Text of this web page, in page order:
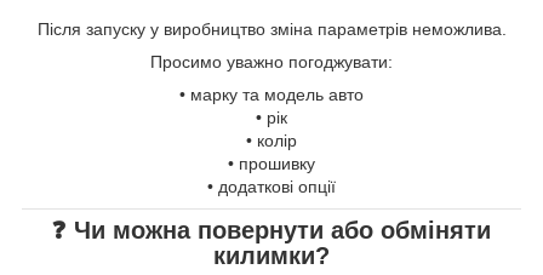
Після запуску у виробництво зміна параметрів неможлива.
Просимо уважно погоджувати:
• марку та модель авто
• рік
• колір
• прошивку
• додаткові опції
❓ Чи можна повернути або обміняти
килимки?